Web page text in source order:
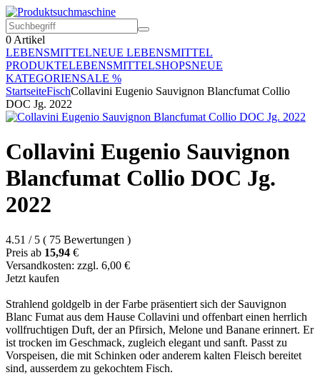
0 Artikel
LEBENSMITTELNEUE LEBENSMITTEL
PRODUKTELEBENSMITTELSHOPSNEUE
KATEGORIENSALE %
StartseiteFischCollavini Eugenio Sauvignon Blancfumat Collio
DOC Jg. 2022
Collavini Eugenio Sauvignon
Blancfumat Collio DOC Jg.
2022
4.51 / 5 ( 75 Bewertungen )
Preis ab 15,94 €
Versandkosten: zzgl. 6,00 €
Jetzt kaufen
Strahlend goldgelb in der Farbe präsentiert sich der Sauvignon
Blanc Fumat aus dem Hause Collavini und offenbart einen herrlich
vollfruchtigen Duft, der an Pfirsich, Melone und Banane erinnert. Er
ist trocken im Geschmack, zugleich elegant und sanft. Passt zu
Vorspeisen, die mit Schinken oder anderem kalten Fleisch bereitet
sind, ausserdem zu gekochtem Fisch.